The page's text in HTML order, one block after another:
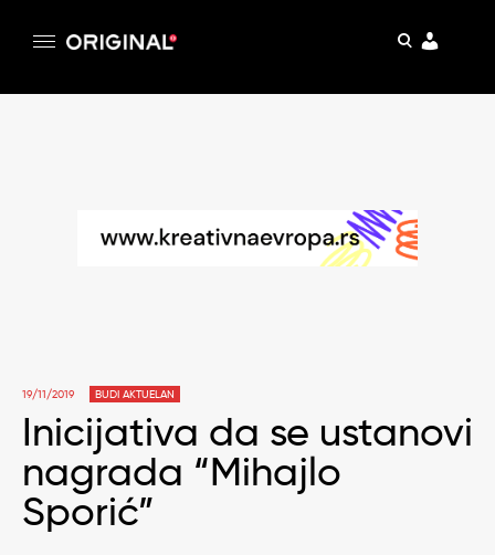
pretraga
19/11/2019 BUDI AKTUELAN
Inicijativa da se ustanovi
nagrada “Mihajlo
Sporić”